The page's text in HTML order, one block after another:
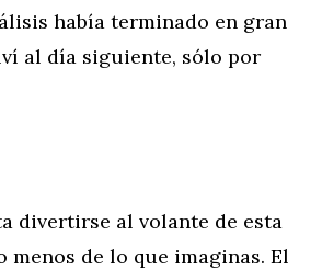
había terminado en gran
al día siguiente, sólo por
divertirse al volante de esta
menos de lo que imaginas. El